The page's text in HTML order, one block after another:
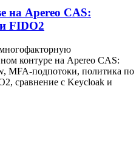
на Apereo CAS:
FIDO2
контуре на Apereo CAS:
MFA-подпотоки, политика по
сравнение с Keycloak и